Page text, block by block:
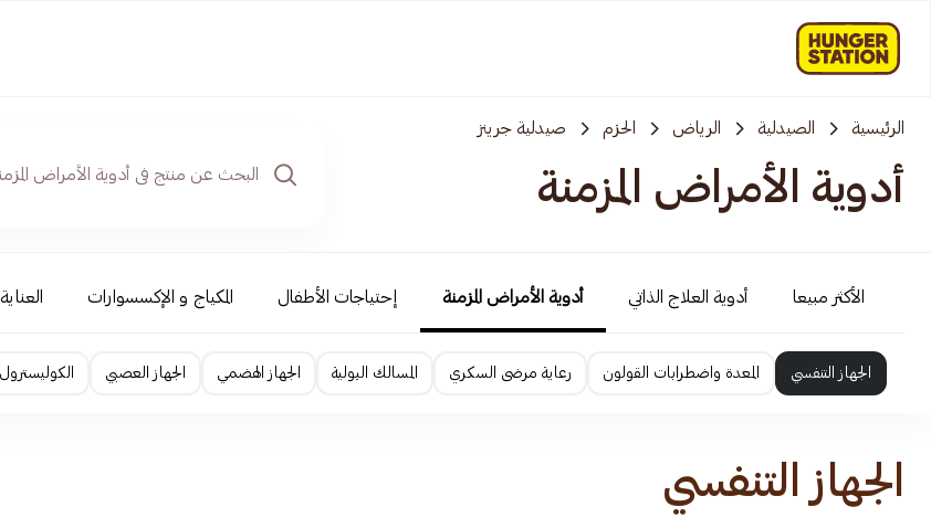
الرئيسية الصيدلية الرياض الحزم صيدلية جرينز
أدوية الأمراض المزمنة
الأكثر مبيعا أدوية العلاج الذاتي أدوية الأمراض المزمنة إحتياجات الأطفال المكياج و الإكسسوارات
الجهاز التنفسي المعدة واضطرابات القولون رعاية مرضى السكري المسالك البولية الجهاز الهضمي الجهاز العصبي الكوليسترول
الجهاز التنفسي